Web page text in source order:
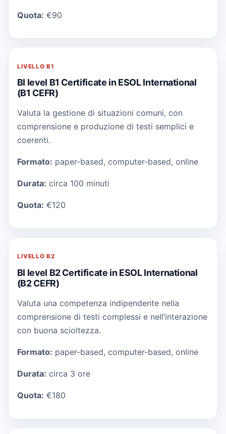
Quota: €90
LIVELLOB1
BI level B1 Certificate in ESOL International
(B1 CEFR)
Valuta la gestione di situazioni comuni, con
comprensione e produzione di testi semplici e
coerenti.
Formato: paper-based, computer-based, online
Durata: circa 100 minuti
Quota: €120
LIVELLOB2
BI level B2 Certificate in ESOL International
(B2 CEFR)
Valuta una competenza indipendente nella
comprensione di testi complessi e nell’interazione
con buona scioltezza.
Formato: paper-based, computer-based, online
Durata: circa 3 ore
Quota: €180